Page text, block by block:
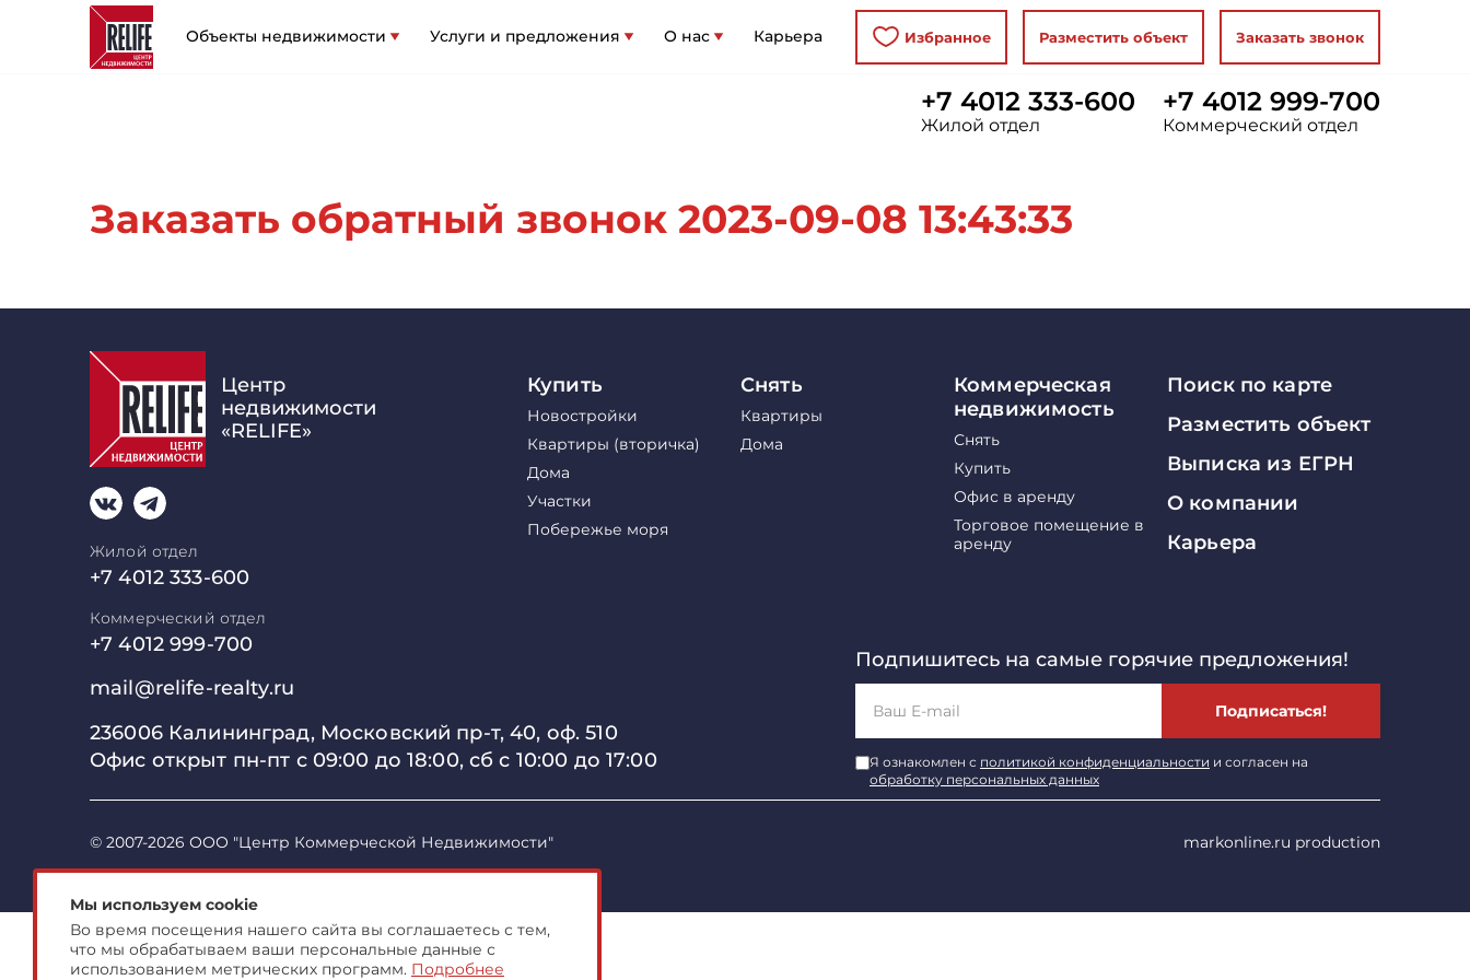
Объекты недвижимости Услуги и предложения О нас Карьера Избранное Разместить объект Заказать звонок
+7 4012 333-600
Жилой отдел
+7 4012 999-700
Коммерческий отдел
Заказать обратный звонок 2023-09-08 13:43:33
Центр
недвижимости
«RELIFE»
Жилой отдел
+7 4012 333-600
Коммерческий отдел
+7 4012 999-700
mail@relife-realty.ru
236006 Калининград, Московский пр-т, 40, оф. 510
Офис открыт пн-пт с 09:00 до18:00, сб с 10:00 до 17:00
Купить
Новостройки
Квартиры (вторичка)
Дома
Участки
Побережье моря
Снять
Квартиры
Дома
Коммерческая
недвижимость
Снять
Купить
Офис в аренду
Торговое помещение в
аренду
Поиск по карте
Разместить объект
Выписка из ЕГРН
О компании
Карьера
© 2007-2026 ООО "Центр Коммерческой Недвижимости" markonline.ru production
Подпишитесь на самые горячие предложения!
Подписаться!
Я ознакомлен с политикой конфиденциальности и согласен на
обработку персональных данных
Мы используем cookie
Во время посещения нашего сайта вы соглашаетесь с тем,
что мы обрабатываем ваши персональные данные с
использованием метрических программ. Подробнее